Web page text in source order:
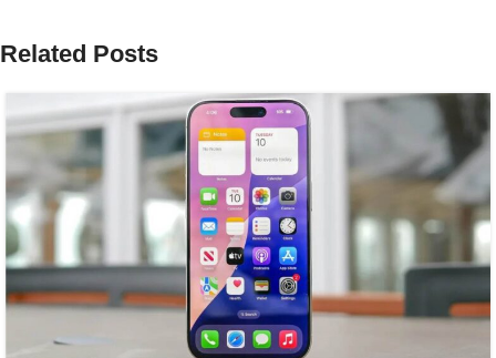
Related Posts